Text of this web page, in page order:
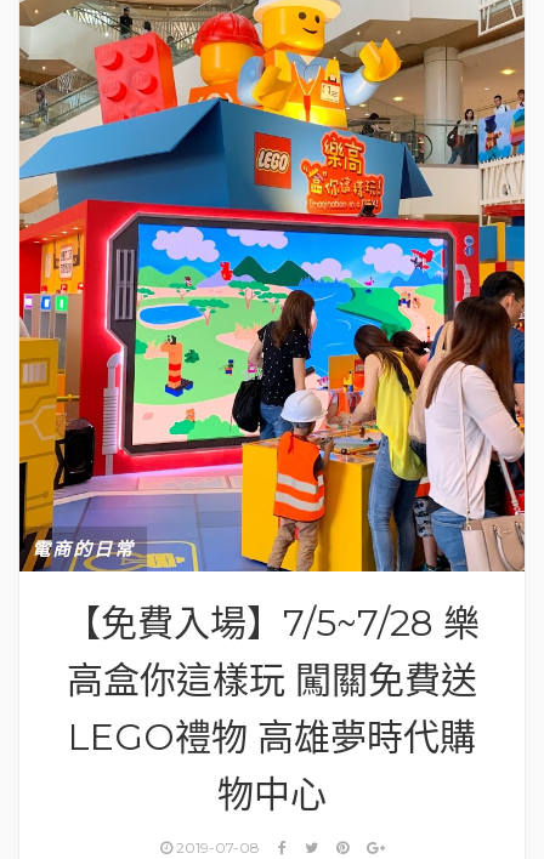
電商的日常
【免費入場】7/5~7/28 樂
高盒你這樣玩 闖關免費送
LEGO禮物 高雄夢時代購
物中心
2019-07-08